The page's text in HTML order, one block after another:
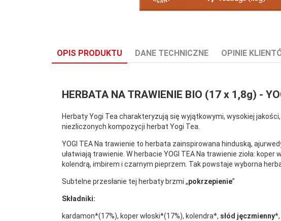
OPIS PRODUKTU DANE TECHNICZNE OPINIE
HERBATA NA TRAWIENIE BIO (17 x 1,8g) -
Herbaty Yogi Tea charakteryzują się wyjątkowymi, wysokiej
niezliczonych kompozycji herbat Yogi Tea.
YOGI TEA Na trawienie to herbata zainspirowana hinduską,
ułatwiają trawienie. W herbacie YOGI TEA Na trawienie zioła:
kolendrą, imbirem i czarnym pieprzem. Tak powstaje wyborna
Subtelne przesłanie tej herbaty brzmi „pokrzepienie”
Składniki:
kardamon*(17%), koper włoski*(17%), kolendra*, słód jęczmienny
Certyfikat: Ekologiczny